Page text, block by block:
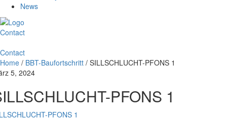
News
Contact
Contact
Home / BBT-Baufortschritt / SILLSCHLUCHT-PFONS 1
5, 2024
PFONS 1
PFONS 1